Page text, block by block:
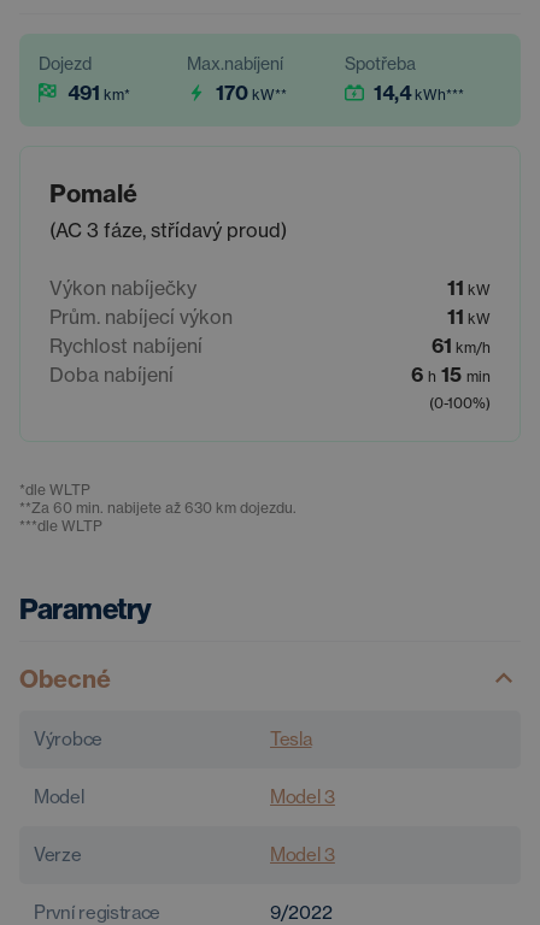
Dojezd
491 km*
Max.nabíjení
170 kW**
Spotřeba
14,4 kWh***
Pomalé
(AC 3 fáze, střídavý proud)
Výkon nabíječky 11 kW
Prům. nabíjecí výkon 11 kW
Rychlost nabíjení 61 km/h
Doba nabíjení 6 h 15 min
(0-100%)
*dle WLTP
**Za 60 min. nabijete až 630 km dojezdu.
***dle WLTP
Parametry
Obecné
Výrobce Tesla
Model Model 3
Verze Model 3
První registrace 9/2022